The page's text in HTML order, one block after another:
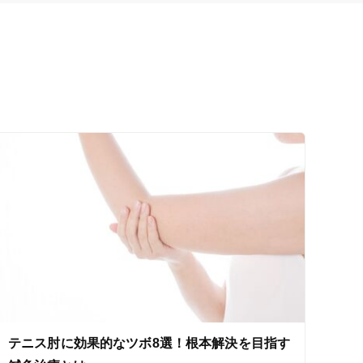
テニス肘に効果的なツボ8選！根本解決を目指す